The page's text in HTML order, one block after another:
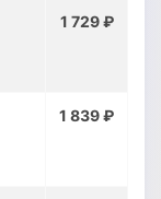
1 729 ₽
1 839 ₽